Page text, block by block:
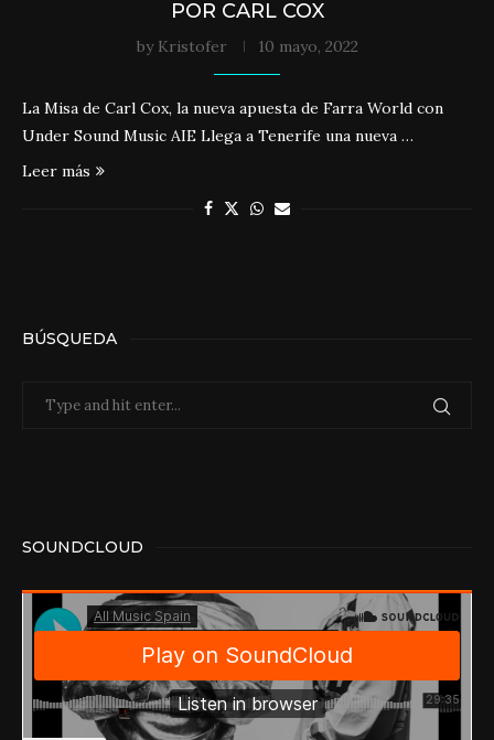
POR CARL COX
by Kristofer 10 mayo, 2022
La Misa de Carl Cox, la nueva apuesta de Farra World con
Under Sound Music AIE Llega a Tenerife una nueva …
Leer más
BÚSQUEDA
SOUNDCLOUD